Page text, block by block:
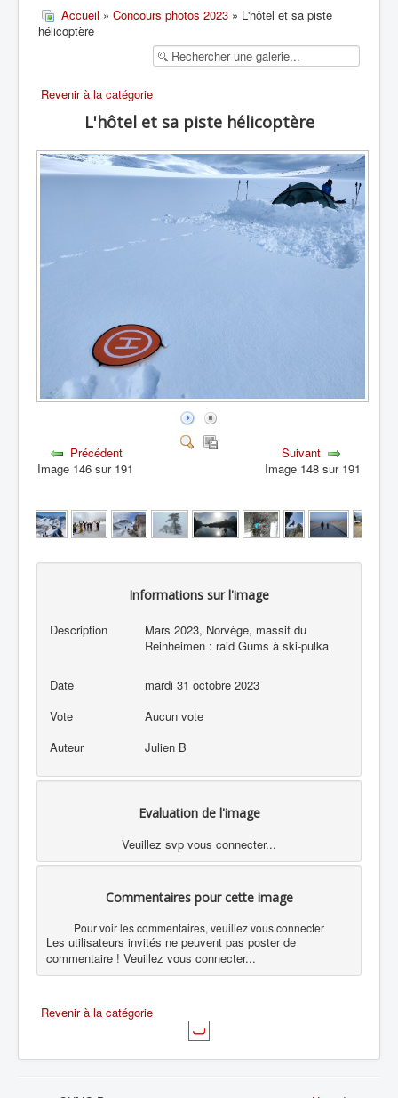
RANDONNÉE SPORTIVE
Accueil » Concours photos 2023 » L'hôtel et sa piste
hélicoptère
Revenir à la catégorie
L'hôtel et sa piste hélicoptère
Précédent
Image 146 sur 191
Suivant
Image 148 sur 191
Informations sur l'image
Description
Mars 2023, Norvège, massif du
Reinheimen : raid Gums à ski-pulka
Date
mardi 31 octobre 2023
Vote
Aucun vote
Auteur
Julien B
Evaluation de l'image
Veuillez svp vous connecter...
Commentaires pour cette image
Pour voir les commentaires, veuillez vous connecter
Les utilisateurs invités ne peuvent pas poster de
commentaire ! Veuillez vous connecter...
Revenir à la catégorie